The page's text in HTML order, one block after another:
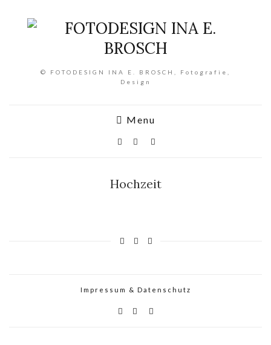
© FOTODESIGN INA E. BROSCH, Fotografie,
Design
Menu
Hochzeit
Impressum & Datenschutz